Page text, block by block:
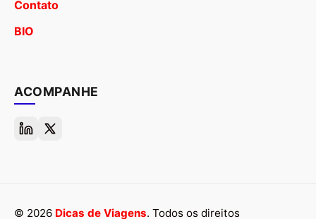
Contato
BIO
ACOMPANHE
© 2026 Dicas de Viagens. Todos os direitos